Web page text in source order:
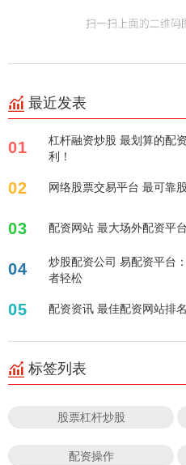
最近发表
01
杠杆融资炒股 最划算的配
利！
02 网络股票交易平台 最可靠
03 配资网站 最大场外配资平
04
炒股配资公司 易配资平台
者轻松
05 配资资讯 最佳配资网站排
标签列表
股票杠杆炒股
配资操作